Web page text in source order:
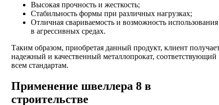
Высокая прочность и жесткость;
Стабильность формы при различных нагрузках;
Отличная свариваемость и возможность использования
в агрессивных средах.
Таким образом, приобретая данный продукт, клиент
надежный и качественный металлопрокат, соответствующий
всем стандартам.
Применение швеллера 8 в
строительстве